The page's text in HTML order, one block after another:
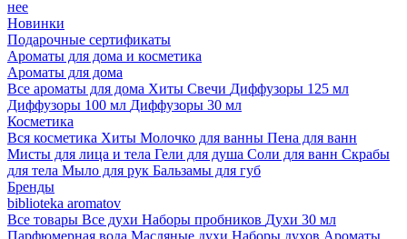
нее
Новинки
Подарочные сертификаты
Ароматы для дома и косметика
Ароматы для дома
Все ароматы для дома Хиты Свечи Диффузоры 125 мл
Диффузоры 100 мл Диффузоры 30 мл
Косметика
Вся косметика Хиты Молочко для ванны Пена для ванн
Мисты для лица и тела Гели для душа Соли для ванн Скрабы
для тела Мыло для рук Бальзамы для губ
Бренды
biblioteka aromatov
Все товары Все духи Наборы пробников Духи 30 мл
Парфюмерная вода Масляные духи Наборы духов Ароматы